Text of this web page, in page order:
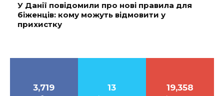
У Данії повідомили про нові правила для
біженців: кому можуть відмовити у
прихистку
3,719 13 19,358